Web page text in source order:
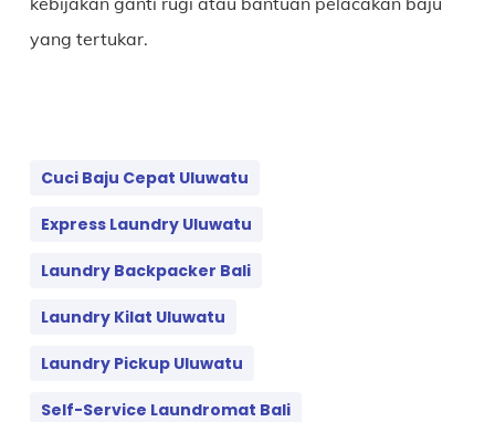
yang tertukar.
Cuci Baju Cepat Uluwatu
Express Laundry Uluwatu
Laundry Backpacker Bali
Laundry Kilat Uluwatu
Laundry Pickup Uluwatu
Self-Service Laundromat Bali